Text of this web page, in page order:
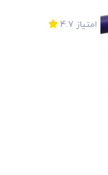
امتیاز 4.7